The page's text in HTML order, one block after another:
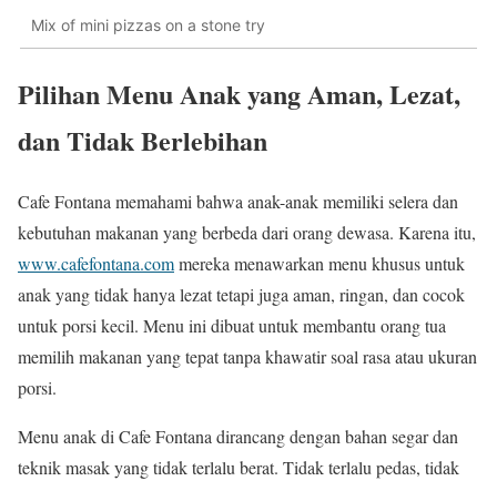
Mix of mini pizzas on a stone try
Pilihan Menu Anak yang Aman, Lezat,
dan Tidak Berlebihan
Cafe Fontana memahami bahwa anak-anak memiliki selera dan
kebutuhan makanan yang berbeda dari orang dewasa. Karena itu,
www.cafefontana.commereka menawarkan menu khusus untuk
anak yang tidak hanya lezat tetapi juga aman, ringan, dan cocok
untuk porsi kecil. Menu ini dibuat untuk membantu orang tua
memilih makanan yang tepat tanpa khawatir soal rasa atau ukuran
porsi.
Menu anak di Cafe Fontana dirancang dengan bahan segar dan
teknik masak yang tidak terlalu berat. Tidak terlalu pedas, tidak